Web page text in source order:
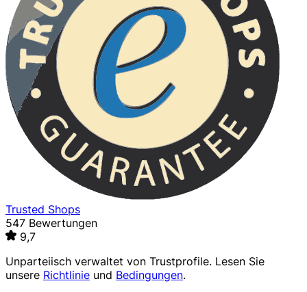
Trusted Shops
547 Bewertungen
9,7
Unparteiisch verwaltet von Trustprofile. Lesen Sie
unsere Richtlinie und Bedingungen.